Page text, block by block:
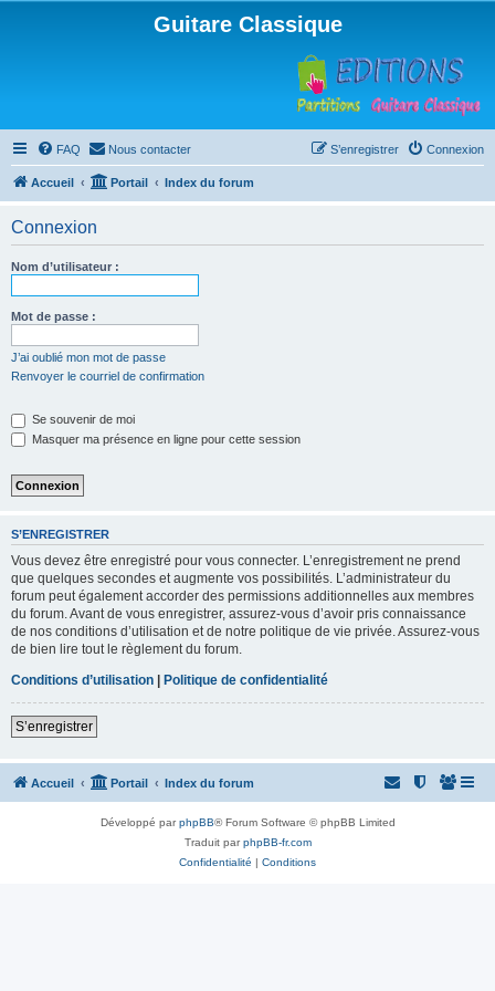
Guitare Classique
FAQ Nous contacter Connexion
S’enregistrer
Accueil Portail Index du forum
Connexion
Nom d’utilisateur :
Mot de passe :
J’ai oublié mon mot de passe
Renvoyer le courriel de confirmation
Se souvenir de moi
Masquer ma présence en ligne pour cette session
S’ENREGISTRER
Vous devez être enregistré pour vous connecter. L’enregistrement ne prend
que quelques secondes et augmente vos possibilités. L’administrateur du
forum peut également accorder des permissions additionnelles aux membres
du forum. Avant de vous enregistrer, assurez-vous d’avoir pris connaissance
de nos conditions d’utilisation et de notre politique de vie privée. Assurez-vous
de bien lire tout le règlement du forum.
Conditions d’utilisation | Politique de confidentialité
S’enregistrer
Accueil Portail Index du forum
Développé parphpBB® Forum Software © phpBB Limited
Traduit parphpBB-fr.com
Confidentialité | Conditions